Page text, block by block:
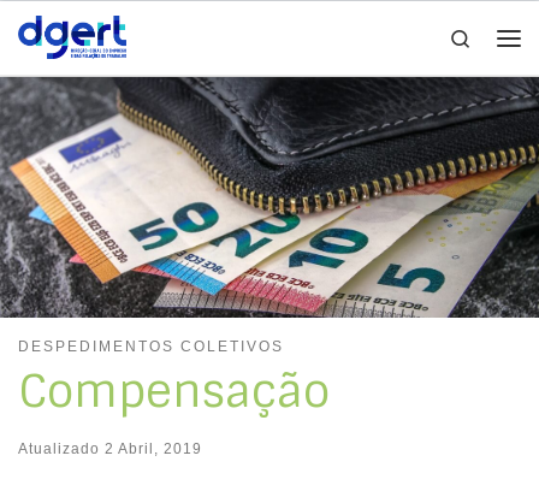
Skip to content
Search
DESPEDIMENTOS COLETIVOS
Compensação
Atualizado 2 Abril, 2019